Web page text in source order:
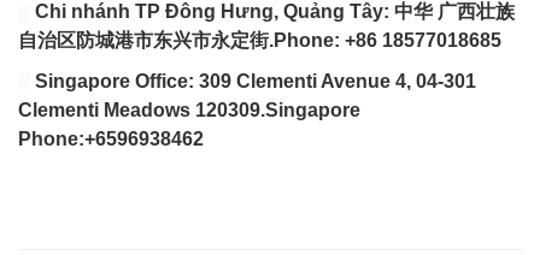
Chi nhánh TP Đông Hưng, Quảng Tây: 中华 广西壮族
自治区防城港市东兴市永定街.Phone: +86 18577018685
Singapore Office: 309 Clementi Avenue 4, 04-301
Clementi Meadows 120309.Singapore
Phone:+6596938462